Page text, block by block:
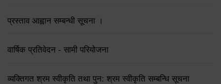
प्रस्ताव आह्वान सम्बन्धी सूचना ।
वार्षिक प्रतिवेदन - सामी परियोजना
व्यक्तिगत श्रम स्वीकृति तथा पुन: श्रम स्वीकृति सम्बन्धि सूचना